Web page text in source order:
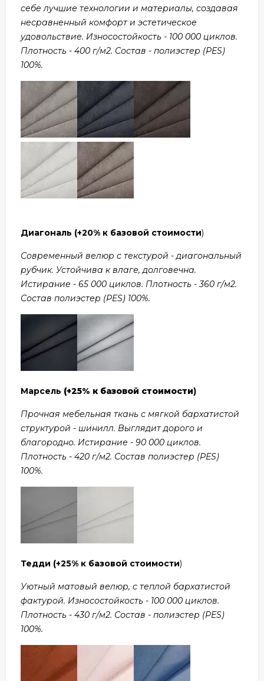
себе лучшие технологии и материалы, создавая
несравненный комфорт и эстетическое
удовольствие. Износостойкость - 100 000 циклов.
Плотность - 400 г/м2. Состав - полиэстер (PES)
100%.
Диагональ (+20% к базовой стоимости)
Современный велюр с текстурой - диагональный
рубчик. Устойчива к влаге, долговечна.
Истирание - 65 000 циклов. Плотность - 360 г/м2.
Состав полиэстер (PES) 100%.
Марсель (+25% к базовой стоимости)
Прочная мебельная ткань с мягкой бархатистой
структурой - шинилл. Выглядит дорого и
благородно. Истирание - 90 000 циклов.
Плотность - 420 г/м2. Состав полиэстер (PES)
100%.
Тедди (+25% к базовой стоимости)
Уютный матовый велюр, с теплой бархатистой
фактурой. Износостойкость - 100 000 циклов.
Плотность - 430 г/м2. Состав - полиэстер (PES)
100%.